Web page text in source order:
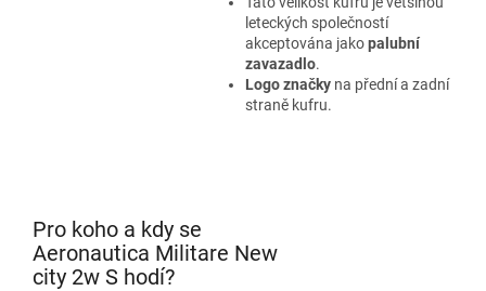
leteckých společností
akceptována jakopalubní
zavazadlo.
Logo značkyna přední a zadní
straně kufru.
Pro koho a kdy se
Aeronautica Militare New
city 2w S hodí?